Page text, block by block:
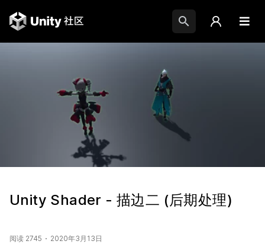
Unity Shader - 描边二 (后期处理)
阅读 2745 2020年3月13日